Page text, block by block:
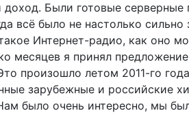
Были готовые
всё было не настолько сильно
Интернет-радио, как оно
месяцев я принял
произошло летом 2011-го
зарубежные и российские
было очень интересно, мы